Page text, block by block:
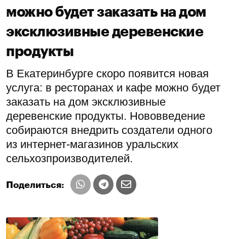
можно будет заказать на дом
эксклюзивные деревенские
продукты
В Екатеринбурге скоро появится новая
услуга: в ресторанах и кафе можно будет
заказать на дом эксклюзивные
деревенские продукты. Нововведение
собираются внедрить создатели одного
из интернет-магазинов уральских
сельхозпроизводителей.
Поделиться: